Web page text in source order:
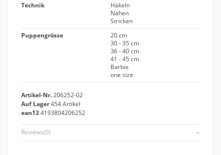
Technik
Häkeln
Nähen
Stricken
Puppengrösse
20 cm
30 - 35 cm
36 - 40 cm
41 - 45 cm
Barbie
one size
Artikel-Nr.206252-02
Auf Lager454 Artikel
ean134193804206252
Reviews(0)